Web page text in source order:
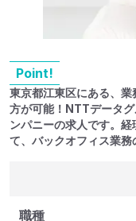
Point!
東京都江東区にある、
方が可能！NTTデータ
ンパニーの求人です。
て、バックオフィス業務
職種